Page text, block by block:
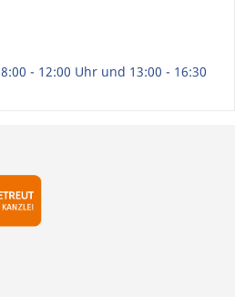
- 12:00 Uhr und 13:00 - 16:30